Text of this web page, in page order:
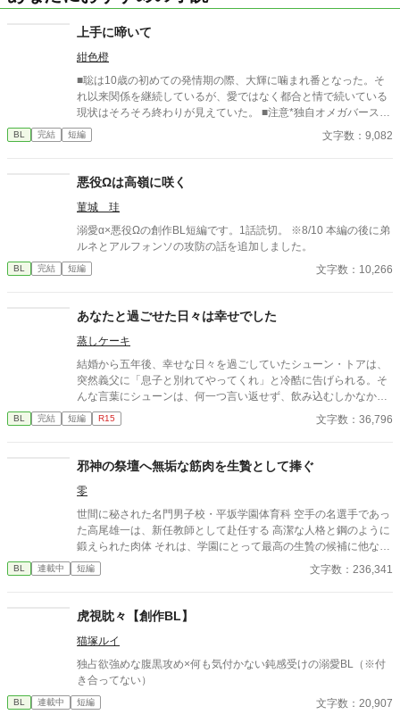
上手に啼いて
紺色橙
■聡は10歳の初めての発情期の際、大輝に噛まれ番となった。そ
れ以来関係を継続しているが、愛ではなく都合と情で続いている
現状はそろそろ終わりが見えていた。 ■注意*独自オメガバース設
定。■『それは愛か本能か』と同じ世界設定です。関係は一切な
し。
BL 完結 短編 文字数：9,082
悪役Ωは高嶺に咲く
菫城 珪
溺愛α×悪役Ωの創作BL短編です。1話読切。 ※8/10 本編の後に弟
ルネとアルフォンソの攻防の話を追加しました。
BL 完結 短編 文字数：10,266
あなたと過ごせた日々は幸せでした
蒸しケーキ
結婚から五年後、幸せな日々を過ごしていたシューン・トアは、
突然義父に「息子と別れてやってくれ」と冷酷に告げられる。そ
んな言葉にシューンは、何一つ言い返せず、飲み込むしかなかっ
た。そして、夫であるアインス・キールに離婚を切り出すが、ア
インスがそう簡単にシューンを手離す訳もなく......。
BL 完結 短編 R15 文字数：36,796
邪神の祭壇へ無垢な筋肉を生贄として捧ぐ
零
世間に秘された名門男子校・平坂学園体育科 空手の名選手であっ
た高尾雄一は、新任教師として赴任する 高潔な人格と鋼のように
鍛えられた肉体 それは、学園にとって最高の生贄の候補に他なら
なかった 至高の筋肉を持つ、精神を削られ意志をなくした青年を
太古の神に捧げるため、“水”、“風”、“土”の信奉者達が暗躍する 意
校で繰り広げられるダークファンタジー
BL 連載中 短編 文字数：236,341
虎視眈々【創作BL】
猫塚ルイ
独占欲強めな腹黒攻め×何も気付かない鈍感受けの溺愛BL（※付
き合ってない）
BL 連載中 短編 文字数：20,907